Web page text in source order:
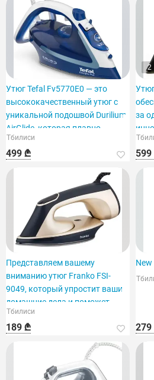
Утюг Tefal Fv5770E0 — это
высококачественный утюг с
уникальной подошвой Durilium
AirGlide, которая плавно
скользит по любой ткани.
Тбилиси
499 ₾
2
за
Представляем вашему
вниманию утюг Franko FSI-
9049, который упростит ваши
домашние дела и поможет
вашей одежде выглядеть
великолепно.
Тбилиси
189 ₾